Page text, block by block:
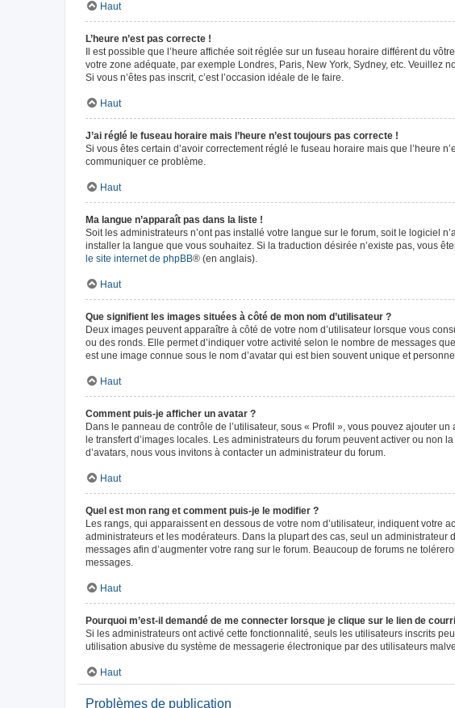
Haut
L’heure n’est pas correcte !
Il est possible que l’heure affichée soit réglée sur un fuseau horaire différent du
votre zone adéquate, par exemple Londres, Paris, New York, Sydney, etc. Veuillez
Si vous n’êtes pas inscrit, c’est l’occasion idéale de le faire.
Haut
J’ai réglé le fuseau horaire mais l’heure n’est toujours pas correcte !
Si vous êtes certain d’avoir correctement réglé le fuseau horaire mais que l’heure
communiquer ce problème.
Haut
Ma langue n’apparaît pas dans la liste !
Soit les administrateurs n’ont pas installé votre langue sur le forum, soit le logiciel
installer la langue que vous souhaitez. Si la traduction désirée n’existe pas, vous
le site internet de phpBB® (en anglais).
Haut
Que signifient les images situées à côté de mon nom d’utilisateur ?
Deux images peuvent apparaître à côté de votre nom d’utilisateur lorsque vous
ou des ronds. Elle permet d’indiquer votre activité selon le nombre de messages
est une image connue sous le nom d’avatar qui est bien souvent unique et
Haut
Comment puis-je afficher un avatar ?
Dans le panneau de contrôle de l’utilisateur, sous « Profil », vous pouvez ajouter
le transfert d’images locales. Les administrateurs du forum peuvent activer ou
d’avatars, nous vous invitons à contacter un administrateur du forum.
Haut
Quel est mon rang et comment puis-je le modifier ?
Les rangs, qui apparaissent en dessous de votre nom d’utilisateur, indiquent
administrateurs et les modérateurs. Dans la plupart des cas, seul un
messages afin d’augmenter votre rang sur le forum. Beaucoup de forums ne
messages.
Haut
Pourquoi m’est-il demandé de me connecter lorsque je clique sur le lien de
Si les administrateurs ont activé cette fonctionnalité, seuls les utilisateurs inscrits
utilisation abusive du système de messagerie électronique par des utilisateurs
Haut
Problèmes de publication